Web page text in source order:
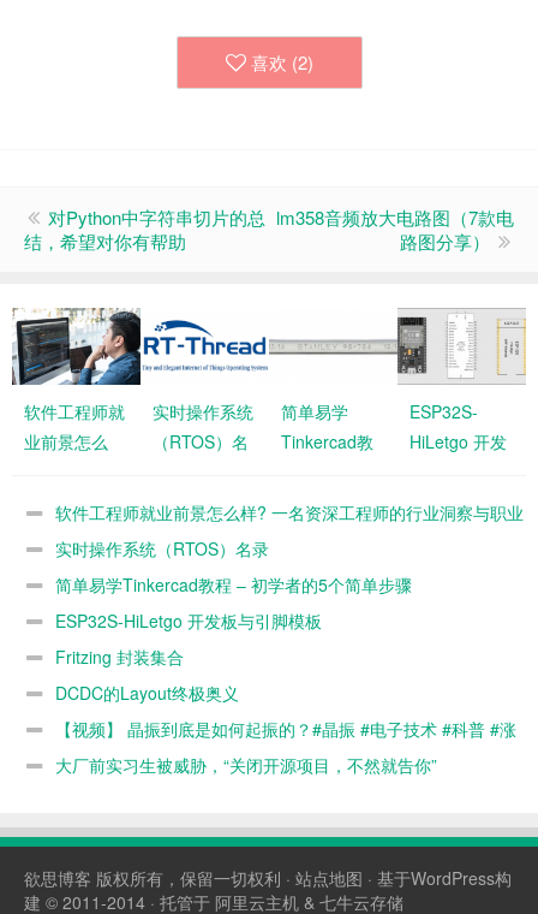
喜欢 (2)
对Python中字符串切片的总
结，希望对你有帮助
lm358音频放大电路图（7款电
路图分享）
软件工程师就
业前景怎么
工程师的行业
展建议
实时操作系统
（RTOS）名
简单易学
Tinkercad教
5个简单步骤
ESP32S-
HiLetgo 开发
软件工程师就业前景怎么样? 一名资深工程师的行业洞察与职业
发展建议
实时操作系统（RTOS）名录
简单易学Tinkercad教程 – 初学者的5个简单步骤
ESP32S-HiLetgo 开发板与引脚模板
Fritzing 封装集合
DCDC的Layout终极奥义
【视频】 晶振到底是如何起振的？#晶振 #电子技术 #科普 #涨
知识 @抖音短视频
大厂前实习生被威胁，“关闭开源项目，不然就告你”
欲思博客 版权所有，保留一切权利 · 站点地图 · 基于WordPress构
建 © 2011-2014 · 托管于 阿里云主机 & 七牛云存储